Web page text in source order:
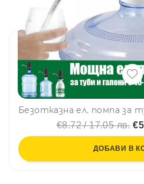
€8.72 / 17.05 лв.
ДОБАВИ В